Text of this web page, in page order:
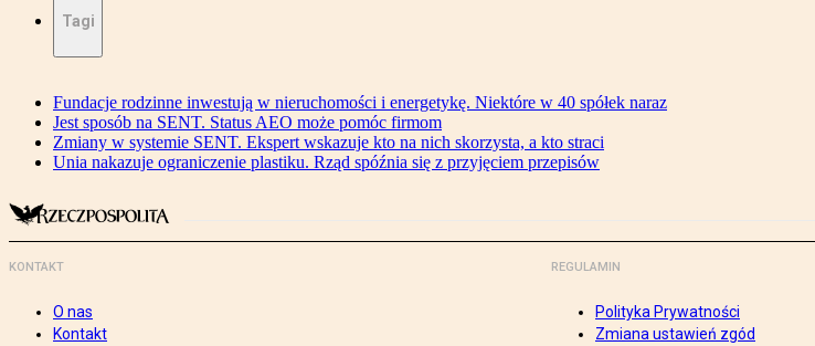
Tagi
Fundacje rodzinne inwestują w nieruchomości i energetykę. Niektóre w 40 spółek naraz
Jest sposób na SENT. Status AEO może pomóc firmom
Zmiany w systemie SENT. Ekspert wskazuje kto na nich skorzysta, a kto straci
Unia nakazuje ograniczenie plastiku. Rząd spóźnia się z przyjęciem przepisów
KONTAKT
O nas
Kontakt
REGULAMIN
Polityka Prywatności
Zmiana ustawień zgód